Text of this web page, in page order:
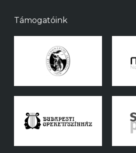
Támogatóink